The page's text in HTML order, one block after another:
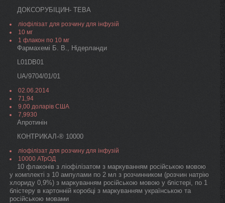
ДОКСОРУБІЦИН- ТЕВА
ліофілізат для розчину для інфузій
10 мг
1 флакон по 10 мг
Фармахемі Б. В., Нідерланди
L01DB01
UA/9704/01/01
02.06.2014
71,94
9,00 доларів США
7,9930
Апротинін
КОНТРИКАЛ-® 10000
ліофілізат для розчину для інфузій
10000 АТрОД
10 флаконів з ліофілізатом з маркуванням російською мовою
у комплекті з 10 ампулами по 2 мл з розчинником (розчин натрію
хлориду 0,9%) з маркуванням російською мовою у блістері, по 1
блістеру в картонній коробці з маркуванням українською та
російською мовами